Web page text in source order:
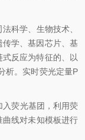
科学、生物技术、
学、基因芯片、基
反应为特征的、以
析。实时荧光定量P
入荧光基团，利用荧
线对未知模板进行